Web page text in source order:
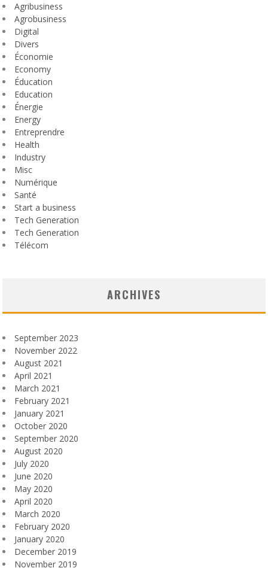
Agribusiness
Agrobusiness
Digital
Divers
Économie
Economy
Éducation
Education
Énergie
Energy
Entreprendre
Health
Industry
Misc
Numérique
Santé
Start a business
Tech Generation
Tech Generation
Télécom
ARCHIVES
September 2023
November 2022
August 2021
April 2021
March 2021
February 2021
January 2021
October 2020
September 2020
August 2020
July 2020
June 2020
May 2020
April 2020
March 2020
February 2020
January 2020
December 2019
November 2019